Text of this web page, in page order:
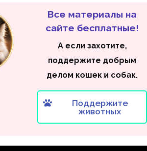
Все материалы на
сайте бесплатные!
А если захотите,
поддержите добрым
делом кошек и собак.
Поддержите
животных